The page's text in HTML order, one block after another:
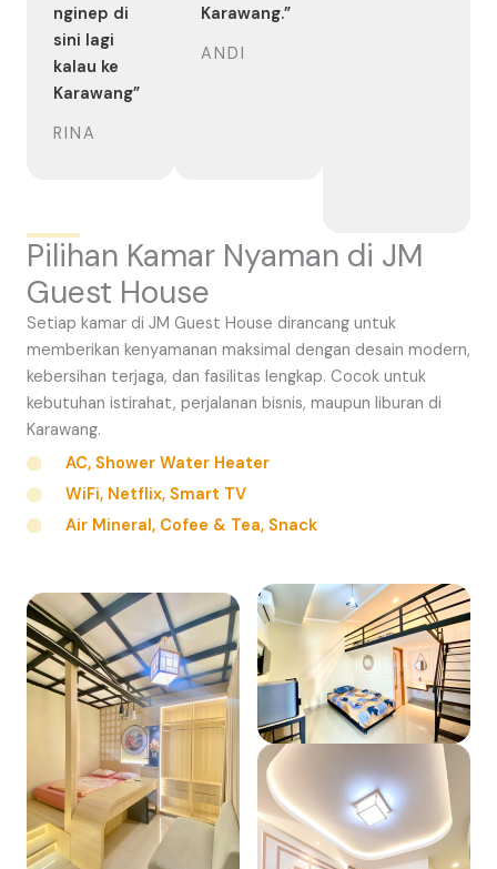
nginep di
sini lagi
kalau ke
Karawang”
RINA
Karawang.”
ANDI
Pilihan Kamar Nyaman di JM
Guest House
Setiap kamar di JM Guest House dirancang untuk
memberikan kenyamanan maksimal dengan desain modern,
kebersihan terjaga, dan fasilitas lengkap. Cocok untuk
kebutuhan istirahat, perjalanan bisnis, maupun liburan di
Karawang.
AC, Shower Water Heater
WiFi, Netflix, Smart TV
Air Mineral, Cofee & Tea, Snack